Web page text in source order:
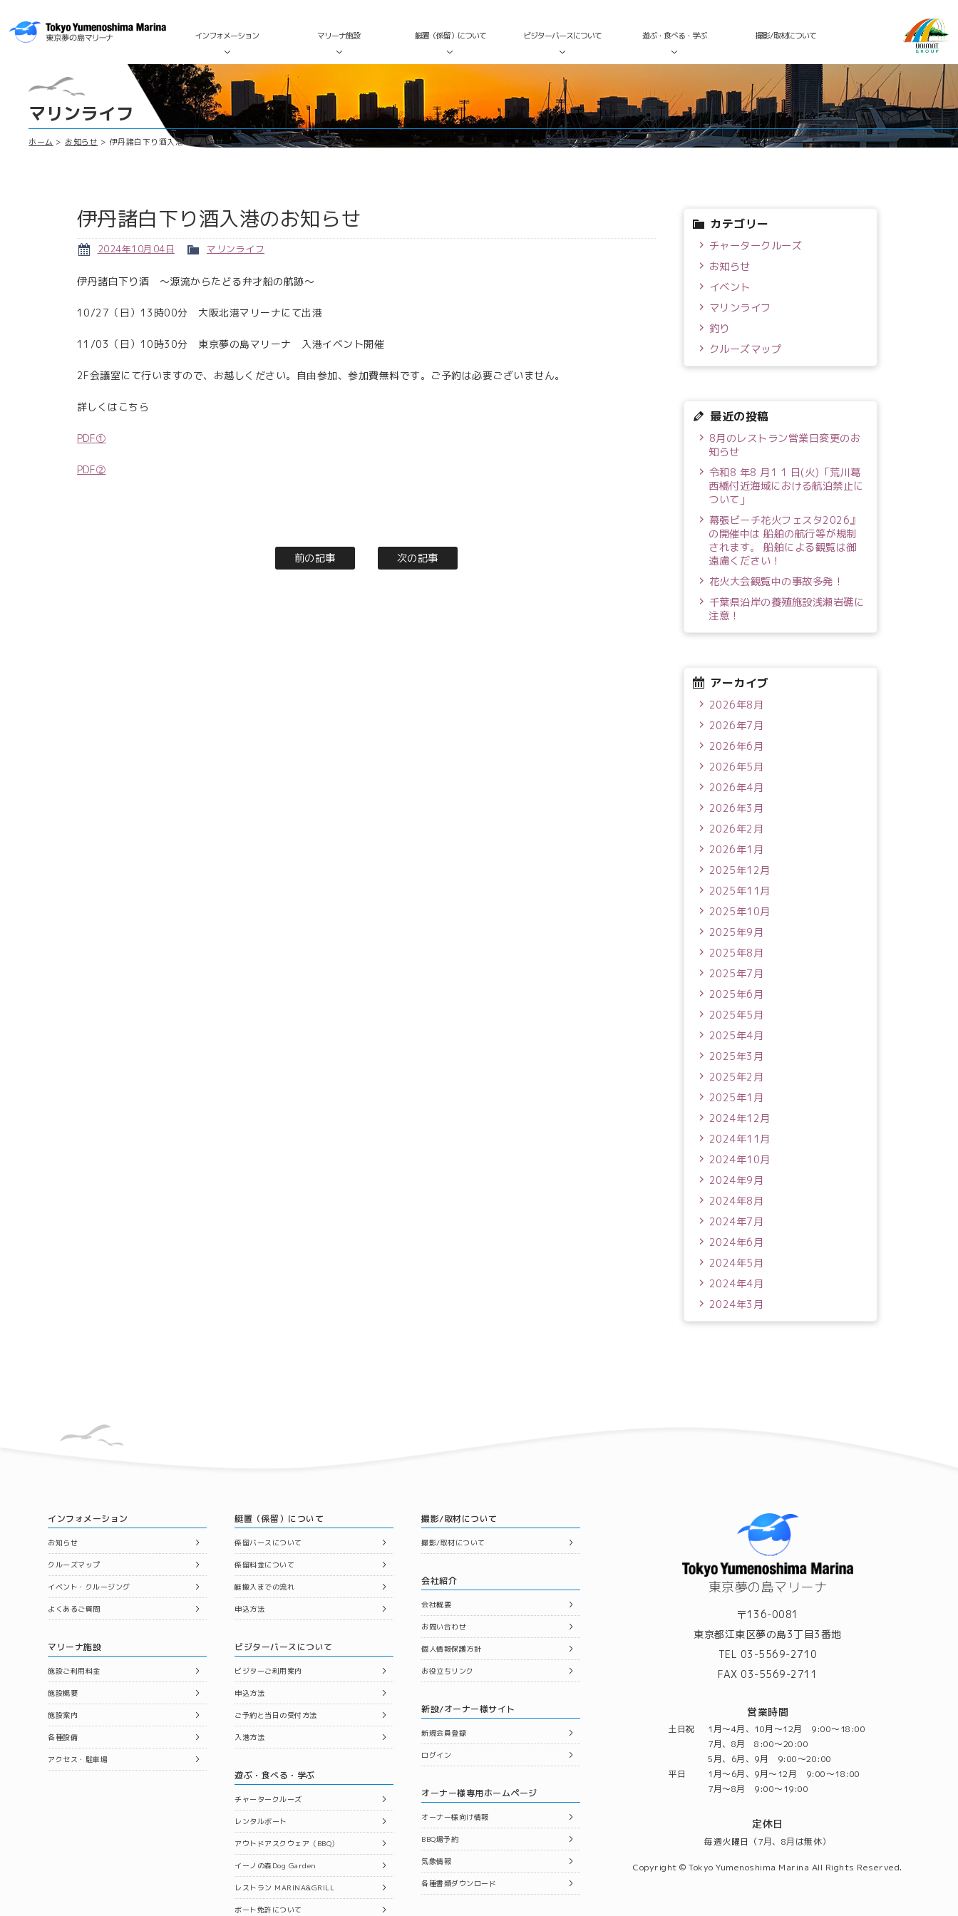
インフォメーション マリーナ施設 艇置（係留）について ビジターバースについて 遊ぶ・食べる・学ぶ 撮影/取材について
マリンライフ
ホーム お知らせ 伊丹諸白下り酒入港のお知らせ
伊丹諸白下り酒入港のお知らせ
2024年10月04日 マリンライフ
伊丹諸白下り酒 ～源流からたどる弁才船の航跡～
10/27（日）13時00分 大阪北港マリーナにて出港
11/03（日）10時30分 東京夢の島マリーナ 入港イベント開催
2F会議室にて行いますので、お越しください。自由参加、参加費無料です。ご予約は必要ございません。
詳しくはこちら
PDF①
PDF②
前の記事 次の記事
カテゴリー
チャータークルーズ
お知らせ
イベント
マリンライフ
釣り
クルーズマップ
最近の投稿
8月のレストラン営業日変更のお
知らせ
令和8 年8 月1 1 日(火)「荒川葛
西橋付近海域における航泊禁止に
ついて」
幕張ビーチ花火フェスタ2026』
の開催中は 船舶の航行等が規制
されます。 船舶による観覧は御
遠慮ください！
花火大会観覧中の事故多発！
千葉県沿岸の養殖施設浅瀬岩礁に
注意！
アーカイブ
2026年8月
2026年7月
2026年6月
2026年5月
2026年4月
2026年3月
2026年2月
2026年1月
2025年12月
2025年11月
2025年10月
2025年9月
2025年8月
2025年7月
2025年6月
2025年5月
2025年4月
2025年3月
2025年2月
2025年1月
2024年12月
2024年11月
2024年10月
2024年9月
2024年8月
2024年7月
2024年6月
2024年5月
2024年4月
2024年3月
インフォメーション
お知らせ
クルーズマップ
イベント・クルージング
よくあるご質問
マリーナ施設
施設ご利用料金
施設概要
施設案内
各種設備
アクセス・駐車場
艇置（係留）について
係留バースについて
係留料金について
艇搬入までの流れ
申込方法
ビジターバースについて
ビジターご利用案内
申込方法
ご予約と当日の受付方法
入港方法
遊ぶ・食べる・学ぶ
チャータークルーズ
レンタルボート
アウトドアスクウェア（BBQ）
イーノの森Dog Garden
レストラン MARINA&GRILL
ボート免許について
撮影/取材について
撮影/取材について
会社紹介
会社概要
お問い合わせ
個人情報保護方針
お役立ちリンク
新設/オーナー様サイト
新規会員登録
ログイン
オーナー様専用ホームページ
オーナー様向け情報
BBQ場予約
気象情報
各種書類ダウンロード
東京夢の島マリーナ
〒136-0081
東京都江東区夢の島3丁目3番地
TEL 03-5569-2710
FAX 03-5569-2711
営業時間
土日祝
1月～4月、10月～12月 9:00～18:00
7月、8月 8:00～20:00
5月、6月、9月 9:00～20:00
平日
1月～6月、9月～12月 9:00～18:00
7月～8月 9:00～19:00
定休日
毎週火曜日（7月、8月は無休）
Copyright © Tokyo Yumenoshima Marina All Rights Reserved.